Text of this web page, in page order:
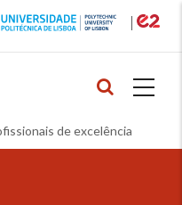
de excelência